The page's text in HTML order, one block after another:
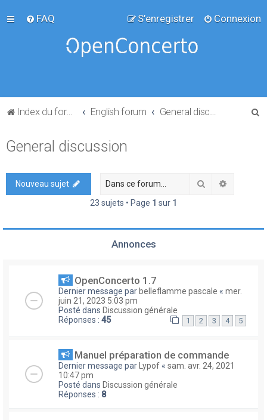
FAQ Connexion
S’enregistrer
Index du forum English forum
h
General discussion
Nouveau sujet Rechercher
23 sujets • Page 1 sur 1
Annonces
OpenConcerto 1.7
Dernier message par belleflamme pascale « mer.
juin 21, 2023 5:03 pm
Posté dans Discussion générale
Réponses : 45 1 2 3 4 5
Manuel préparation de commande
Dernier message par Lypof « sam. avr. 24, 2021
10:47 pm
Posté dans Discussion générale
Réponses : 8